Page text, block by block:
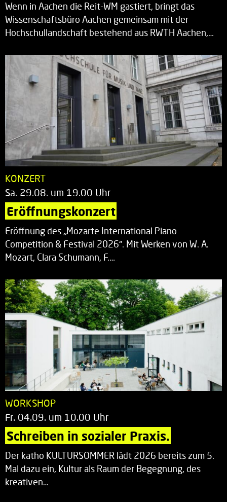
Wenn in Aachen die Reit-WM gastiert, bringt das
Wissenschaftsbüro Aachen gemeinsam mit der
Hochschullandschaft bestehend aus RWTH Aachen,…
KONZERT
Sa. 29.08. um 19.00 Uhr
Eröffnungskonzert
Eröffnung des „Mozarte International Piano
Competition & Festival 2026“. Mit Werken von W. A.
Mozart, Clara Schumann, F.…
WORKSHOP
Fr. 04.09. um 10.00 Uhr
Schreiben in sozialer Praxis.
Der katho KULTURSOMMER lädt 2026 bereits zum 5.
Mal dazu ein, Kultur als Raum der Begegnung, des
kreativen…